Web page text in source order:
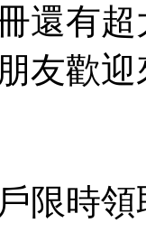
還有
友歡
限時